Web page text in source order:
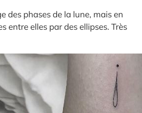
des phases de la lune, mais en
entre elles par des ellipses. Très